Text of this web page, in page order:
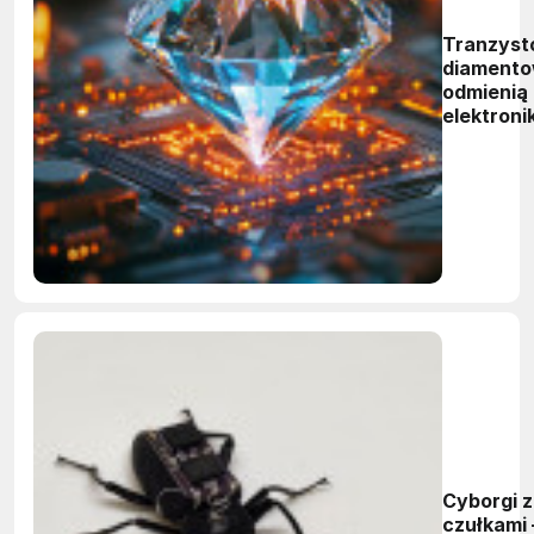
odmienią
Cyborgi z
czułkami